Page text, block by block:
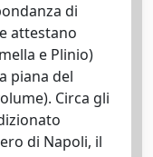
di
attestano
e Plinio)
piana del
Circa gli
di Napoli, il